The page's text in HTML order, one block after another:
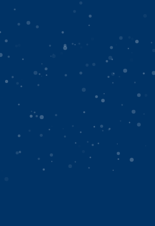
EKONOMI
HUKUM
UNCATEGORIZED